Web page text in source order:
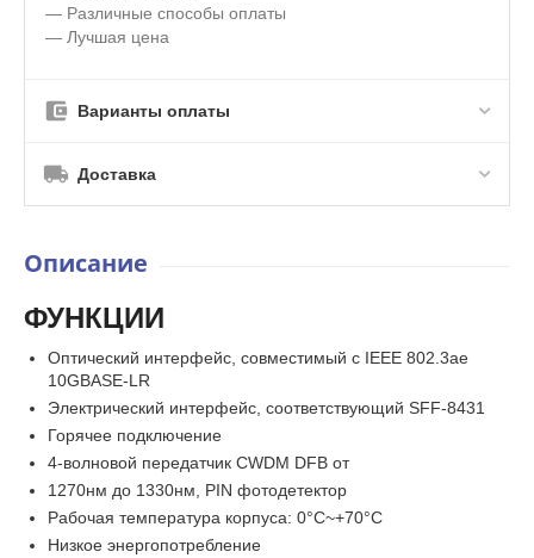
— Различные способы оплаты
— Лучшая цена
Варианты оплаты
Доставка
Описание
ФУНКЦИИ
Оптический интерфейс, совместимый с IEEE 802.3ae
10GBASE-LR
Электрический интерфейс, соответствующий SFF-8431
Горячее подключение
4-волновой передатчик CWDM DFB от
1270нм до 1330нм, PIN фотодетектор
Рабочая температура корпуса: 0°C~+70°C
Низкое энергопотребление